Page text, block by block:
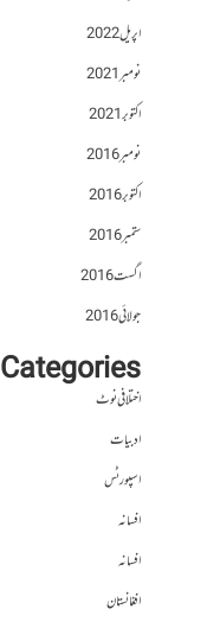
اپریل 2022
نومبر 2021
اکتوبر 2021
نومبر 2016
اکتوبر 2016
ستمبر 2016
اگست 2016
جولائی 2016
Categories
اختلافی نوٹ
ادبیات
اسپورٹس
افسانہ
افسانہ
افغانستان